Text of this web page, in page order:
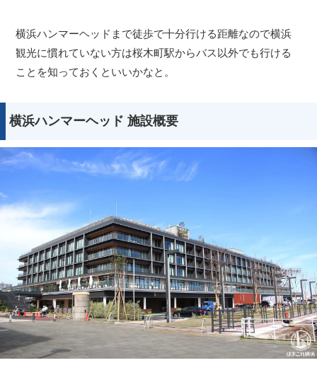
横浜ハンマーヘッドまで徒歩で十分行ける距離なので横浜
観光に慣れていない方は桜木町駅からバス以外でも行ける
ことを知っておくといいかなと。
横浜ハンマーヘッド 施設概要